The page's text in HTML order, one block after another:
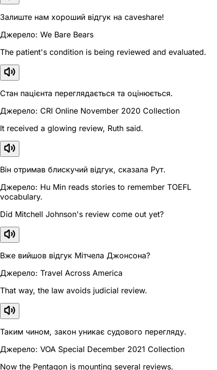
Залиште нам хороший відгук на caveshare!
Джерело: We Bare Bears
The patient's condition is being reviewed and evaluated.
Стан пацієнта переглядається та оцінюється.
Джерело: CRI Online November 2020 Collection
It received a glowing review, Ruth said.
Він отримав блискучий відгук, сказала Рут.
Джерело: Hu Min reads stories to remember TOEFL
vocabulary.
Did Mitchell Johnson's review come out yet?
Вже вийшов відгук Мітчела Джонсона?
Джерело: Travel Across America
That way, the law avoids judicial review.
Таким чином, закон уникає судового перегляду.
Джерело: VOA Special December 2021 Collection
Now the Pentagon is mounting several reviews.